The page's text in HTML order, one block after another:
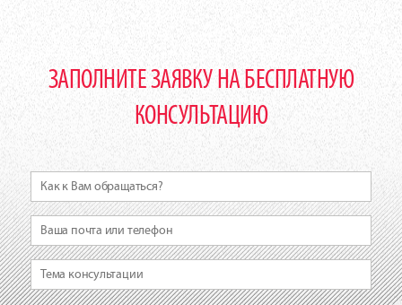
ЗАПОЛНИТЕ ЗАЯВКУ НА БЕСПЛАТНУЮ
КОНСУЛЬТАЦИЮ